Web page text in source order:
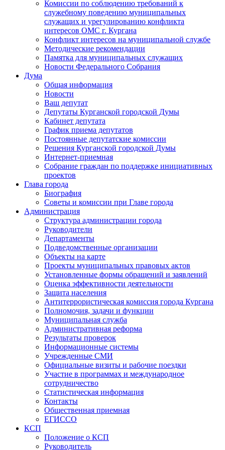
Комиссии по соблюдению требований к
служебному поведению муниципальных
служащих и урегулированию конфликта
интересов ОМС г. Кургана
Конфликт интересов на муниципальной службе
Методические рекомендации
Памятка для муниципальных служащих
Новости Федерального Cобрания
Дума
Общая информация
Новости
Ваш депутат
Депутаты Курганской городской Думы
Кабинет депутата
График приема депутатов
Постоянные депутатские комиссии
Решения Курганской городской Думы
Интернет-приемная
Собрание граждан по поддержке инициативных
проектов
Глава города
Биография
Советы и комиссии при Главе города
Администрация
Структура администрации города
Руководители
Департаменты
Подведомственные организации
Объекты на карте
Проекты муниципальных правовых актов
Установленные формы обращений и заявлений
Оценка эффективности деятельности
Защита населения
Антитеррористическая комиссия города Кургана
Полномочия, задачи и функции
Муниципальная служба
Административная реформа
Результаты проверок
Информационные системы
Учрежденные СМИ
Официальные визиты и рабочие поездки
Участие в программах и международное
сотрудничество
Статистическая информация
Контакты
Общественная приемная
ЕГИССО
КСП
Положение о КСП
Руководитель